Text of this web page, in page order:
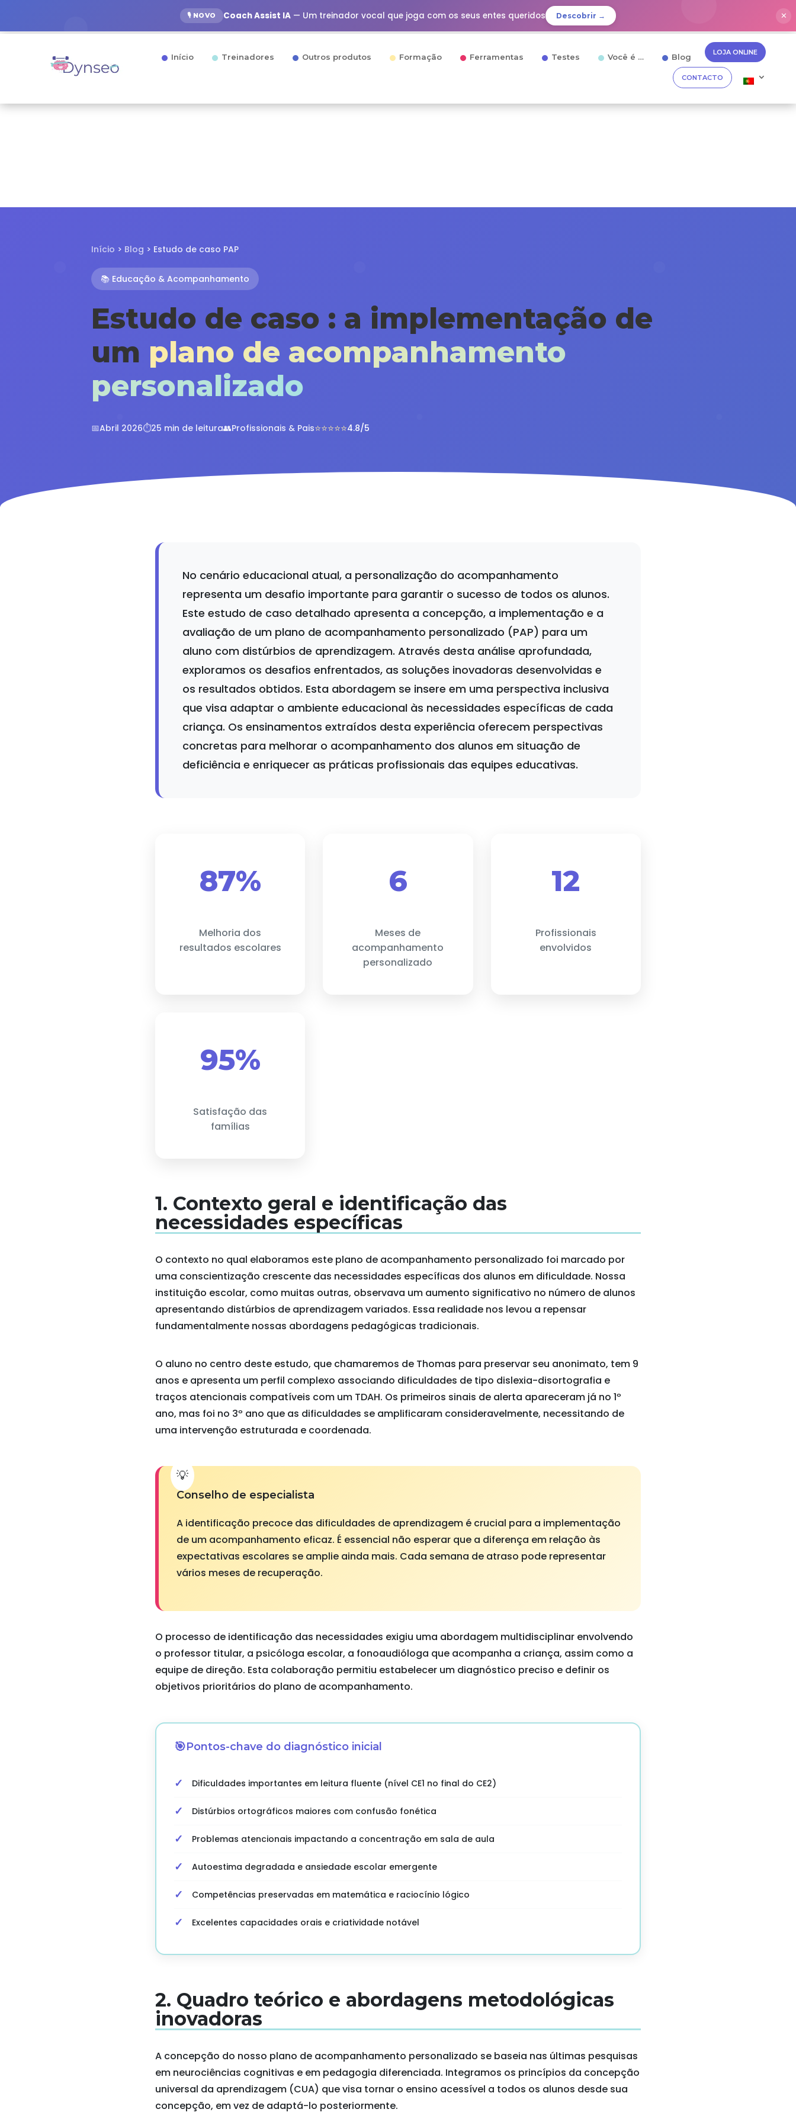
🎙️ NOVO Coach Assist IA— Um treinador vocal que joga com os seus entes queridos Descobrir → ✕
Início Treinadores Outros produtos Formação Ferramentas Testes Você é … Blog LOJA ONLINE
CONTACTO
Início > Blog > Estudo de caso PAP
📚 Educação & Acompanhamento
Estudo de caso : a implementação de
um plano de acompanhamento
personalizado
📅Abril 2026⏱️25 min de leitura👥Profissionais & Pais⭐⭐⭐⭐⭐4.8/5
No cenário educacional atual, a personalização do acompanhamento
representa um desafio importante para garantir o sucesso de todos os alunos.
Este estudo de caso detalhado apresenta a concepção, a implementação e a
avaliação de um plano de acompanhamento personalizado (PAP) para um
aluno com distúrbios de aprendizagem. Através desta análise aprofundada,
exploramos os desafios enfrentados, as soluções inovadoras desenvolvidas e
os resultados obtidos. Esta abordagem se insere em uma perspectiva inclusiva
que visa adaptar o ambiente educacional às necessidades específicas de cada
criança. Os ensinamentos extraídos desta experiência oferecem perspectivas
concretas para melhorar o acompanhamento dos alunos em situação de
deficiência e enriquecer as práticas profissionais das equipes educativas.
87%
Melhoria dos
resultados escolares
6
Meses de
acompanhamento
personalizado
12
Profissionais
envolvidos
95%
Satisfação das
famílias
1. Contexto geral e identificação das
necessidades específicas
O contexto no qual elaboramos este plano de acompanhamento personalizado foi marcado por
uma conscientização crescente das necessidades específicas dos alunos em dificuldade. Nossa
instituição escolar, como muitas outras, observava um aumento significativo no número de alunos
apresentando distúrbios de aprendizagem variados. Essa realidade nos levou a repensar
fundamentalmente nossas abordagens pedagógicas tradicionais.
O aluno no centro deste estudo, que chamaremos de Thomas para preservar seu anonimato, tem 9
anos e apresenta um perfil complexo associando dificuldades de tipo dislexia-disortografia e
traços atencionais compatíveis com um TDAH. Os primeiros sinais de alerta apareceram já no 1º
ano, mas foi no 3º ano que as dificuldades se amplificaram consideravelmente, necessitando de
uma intervenção estruturada e coordenada.
Conselho de especialista
A identificação precoce das dificuldades de aprendizagem é crucial para a implementação
de um acompanhamento eficaz. É essencial não esperar que a diferença em relação às
expectativas escolares se amplie ainda mais. Cada semana de atraso pode representar
vários meses de recuperação.
O processo de identificação das necessidades exigiu uma abordagem multidisciplinar envolvendo
o professor titular, a psicóloga escolar, a fonoaudióloga que acompanha a criança, assim como a
equipe de direção. Esta colaboração permitiu estabelecer um diagnóstico preciso e definir os
objetivos prioritários do plano de acompanhamento.
Pontos-chave do diagnóstico inicial
Dificuldades importantes em leitura fluente (nível CE1 no final do CE2)
Distúrbios ortográficos maiores com confusão fonética
Problemas atencionais impactando a concentração em sala de aula
Autoestima degradada e ansiedade escolar emergente
Competências preservadas em matemática e raciocínio lógico
Excelentes capacidades orais e criatividade notável
2. Quadro teórico e abordagens metodológicas
inovadoras
A concepção do nosso plano de acompanhamento personalizado se baseia nas últimas pesquisas
em neurociências cognitivas e em pedagogia diferenciada. Integramos os princípios da concepção
universal da aprendizagem (CUA) que visa tornar o ensino acessível a todos os alunos desde sua
concepção, em vez de adaptá-lo posteriormente.